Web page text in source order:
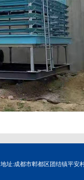
地址:成都市郫都区团结镇平安